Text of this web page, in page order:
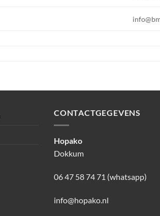
CONTACTGEGEVENS
Hopako
Dokkum
06 47 58 74 71 (whatsapp)
info@hopako.nl